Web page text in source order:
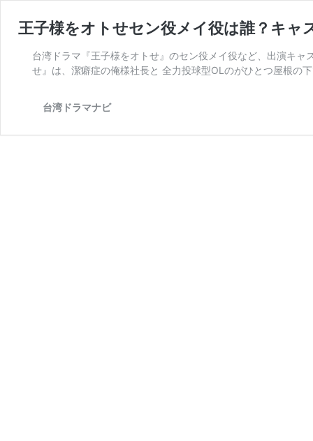
王子様をオトせセン役メイ役は誰？キャ
台湾ドラマ『王子様をオトせ』のセン役メイ役など、出演キ
せ』は、潔癖症の俺様社長と 全力投球型OLのがひとつ屋根の
台湾ドラマナビ